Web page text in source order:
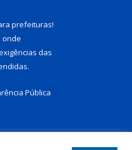
prefeituras!
onde
das
Pública